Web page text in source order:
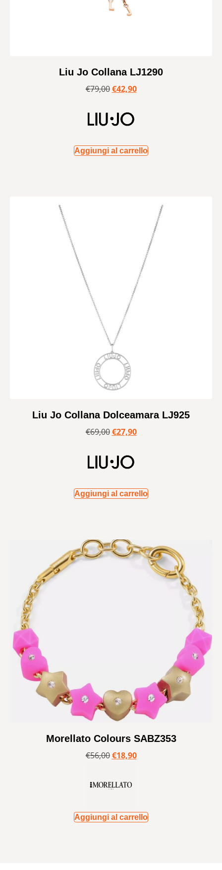
Liu Jo Collana LJ1290
€79,00 €42,90
Aggiungi al carrello
Liu Jo Collana Dolceamara LJ925
€69,00 €27,90
Aggiungi al carrello
Morellato Colours SABZ353
€56,00 €18,90
Aggiungi al carrello